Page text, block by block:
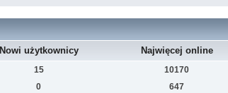
Nowi użytkownicy Najwięcej online
15 10170
0 647